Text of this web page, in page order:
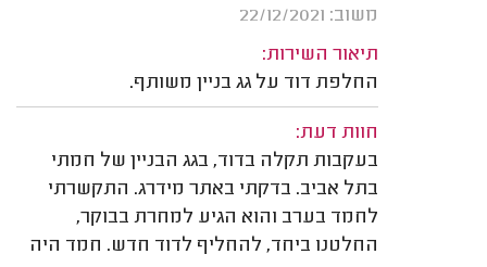
משוב: 22/12/2021
תיאור השירות:
החלפת דוד על גג בניין משותף.
חוות דעת:
בעקבות תקלה בדוד, בגג הבניין של חמתי
בתל אביב. בדקתי באתר מידרג. התקשרתי
לחמד בערב והוא הגיע למחרת בבוקר,
החלטנו ביחד, להחליף לדוד חדש. חמד היה